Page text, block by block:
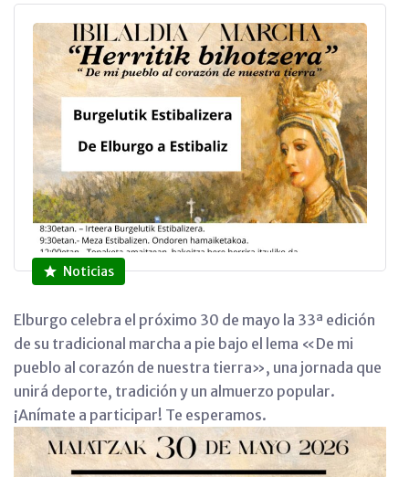
Noticias
Elburgo celebra el próximo 30 de mayo la 33ª edición
de su tradicional marcha a pie bajo el lema «De mi
pueblo al corazón de nuestra tierra», una jornada que
unirá deporte, tradición y un almuerzo popular.
¡Anímate a participar! Te esperamos.